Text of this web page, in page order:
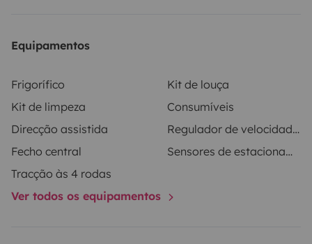
Equipamentos
Frigorífico
Kit de louça
Kit de limpeza
Consumíveis
Direcção assistida
Regulador de velocidade / Cruise Control
Fecho central
Sensores de estacionamento
Tracção às 4 rodas
Ver todos os equipamentos